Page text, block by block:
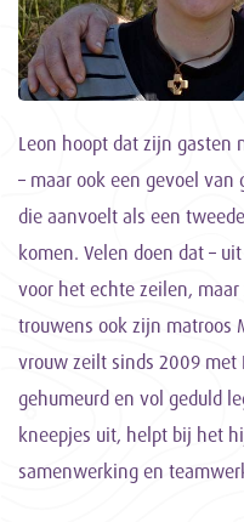
Leon hoopt dat zijn gasten
– maar ook een gevoel van
die aanvoelt als een
komen. Velen doen dat –
voor het echte zeilen,
trouwens ook zijn matroos
vrouw zeilt sinds 2009 met
gehumeurd en vol geduld
kneepjes uit, helpt bij het
samenwerking en